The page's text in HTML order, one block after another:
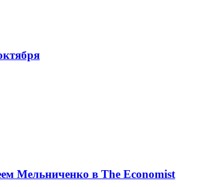
Мельниченко в The Economist